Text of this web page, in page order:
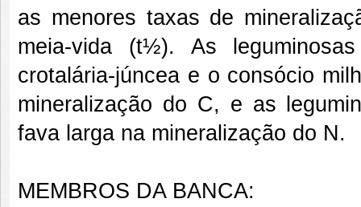
as menores taxas de
meia-vida (t½). As leguminosas
crotalária-júncea e o consócio
mineralização do C, e as
fava larga na mineralização do N.
MEMBROS DA BANCA: